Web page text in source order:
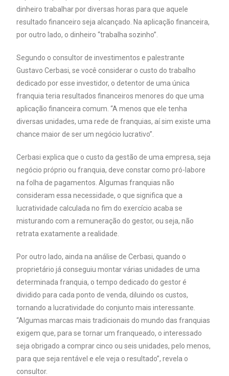
dinheiro trabalhar por diversas horas para que aquele
resultado financeiro seja alcançado. Na aplicação financeira,
por outro lado, o dinheiro “trabalha sozinho”.
Segundo o consultor de investimentos e palestrante
Gustavo Cerbasi, se você considerar o custo do trabalho
dedicado por esse investidor, o detentor de uma única
franquia teria resultados financeiros menores do que uma
aplicação financeira comum. “A menos que ele tenha
diversas unidades, uma rede de franquias, aí sim existe uma
chance maior de ser um negócio lucrativo”.
Cerbasi explica que o custo da gestão de uma empresa, seja
negócio próprio ou franquia, deve constar como pró-labore
na folha de pagamentos. Algumas franquias não
consideram essa necessidade, o que significa que a
lucratividade calculada no fim do exercício acaba se
misturando com a remuneração do gestor, ou seja, não
retrata exatamente a realidade.
Por outro lado, ainda na análise de Cerbasi, quando o
proprietário já conseguiu montar várias unidades de uma
determinada franquia, o tempo dedicado do gestor é
dividido para cada ponto de venda, diluindo os custos,
tornando a lucratividade do conjunto mais interessante.
“Algumas marcas mais tradicionais do mundo das franquias
exigem que, para se tornar um franqueado, o interessado
seja obrigado a comprar cinco ou seis unidades, pelo menos,
para que seja rentável e ele veja o resultado”, revela o
consultor.